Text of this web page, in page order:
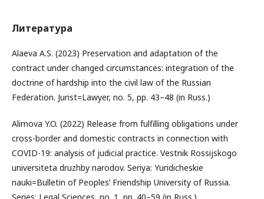
Литература
Alaeva A.S. (2023) Preservation and adaptation of the
contract under changed circumstances: integration of the
doctrine of hardship into the civil law of the Russian
Federation. Jurist=Lawyer, no. 5, pp. 43–48 (in Russ.)
Alimova Y.O. (2022) Release from fulfilling obligations under
cross-border and domestic contracts in connection with
COVID-19: analysis of judicial practice. Vestnik Rossijskogo
universiteta druzhby narodov. Seriya: Yuridicheskie
nauki=Bulletin of Peoples’ Friendship University of Russia.